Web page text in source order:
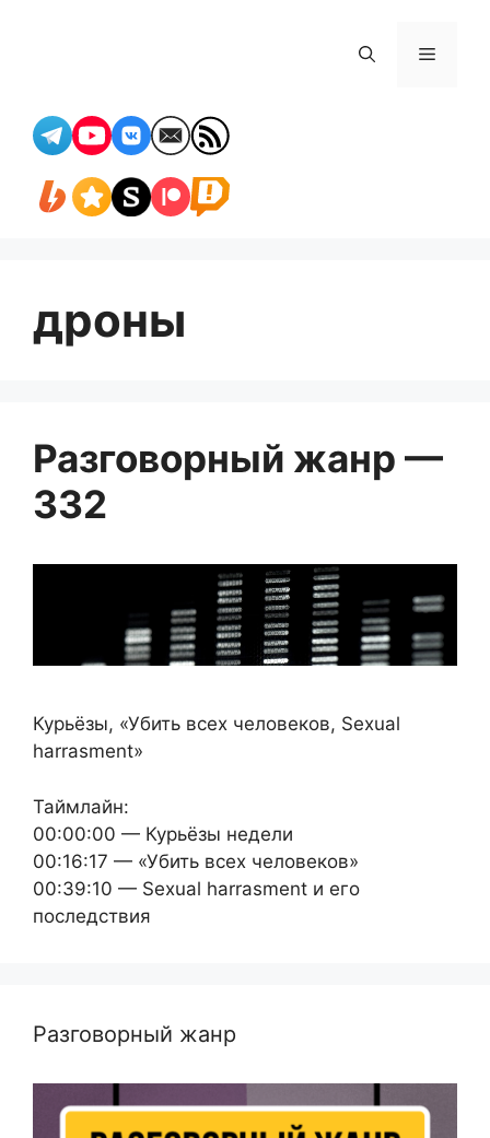
Меню
дроны
Разговорный жанр —
332
Курьёзы, «Убить всех человеков, Sexual
harrasment»
Таймлайн:
00:00:00 — Курьёзы недели
00:16:17 — «Убить всех человеков»
00:39:10 — Sexual harrasment и его
последствия
Разговорный жанр